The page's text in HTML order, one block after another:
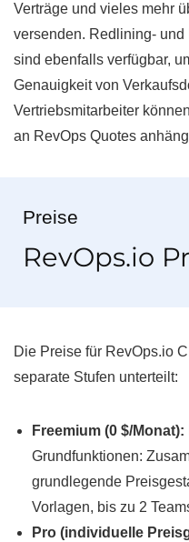
Verträge und vieles mehr
versenden. Redlining-
sind ebenfalls verfügbar,
Genauigkeit von
Vertriebsmitarbeiter
an RevOps Quotes
Preise
RevOps.io
Die Preise für RevOps.io
separate Stufen unterteilt:
Freemium (0 $/Monat):
Grundfunktionen:
grundlegende
Vorlagen, bis zu 2
Pro (individuelle